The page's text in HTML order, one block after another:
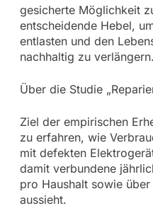
gesicherte Möglichkeit
entscheidende Hebel,
entlasten und den
nachhaltig zu
Über die Studie
Ziel der empirischen
zu erfahren, wie
mit defekten
damit verbundene
pro Haushalt sowie
aussieht.